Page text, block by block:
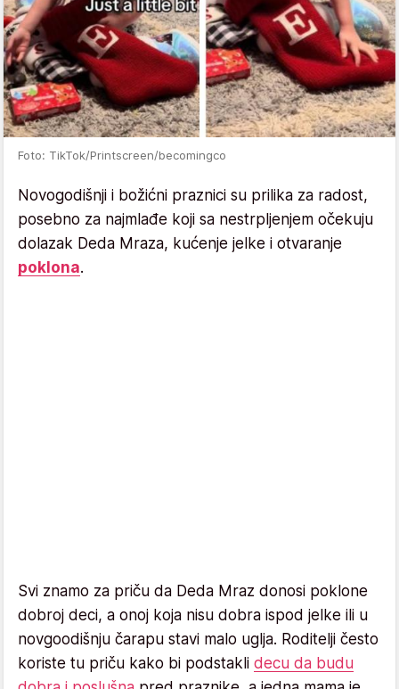
Foto: TikTok/Printscreen/becomingco
Novogodišnji i božićni praznici su prilika za radost,
posebno za najmlađe koji sa nestrpljenjem očekuju
dolazak Deda Mraza, kućenje jelke i otvaranje
poklona.
Svi znamo za priču da Deda Mraz donosi poklone
dobroj deci, a onoj koja nisu dobra ispod jelke ili u
novgoodišnju čarapu stavi malo uglja. Roditelji često
koriste tu priču kako bi podstakli decu da budu